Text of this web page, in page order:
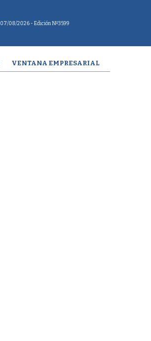
07/08/2026 - Edición Nº3599
VENTANA EMPRESARIAL